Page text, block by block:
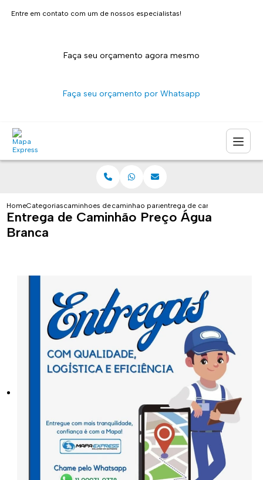
Entre em contato com um de nossos especialistas!
Faça seu orçamento agora mesmo
Faça seu orçamento por Whatsapp
HomeCategoriascaminhoes de entregacaminhao para transporte de entregas sao
entrega de caminhao preco
Entrega de Caminhão Preço Água
Branca